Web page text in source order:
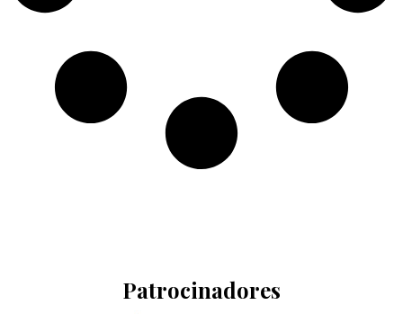
Patrocinadores